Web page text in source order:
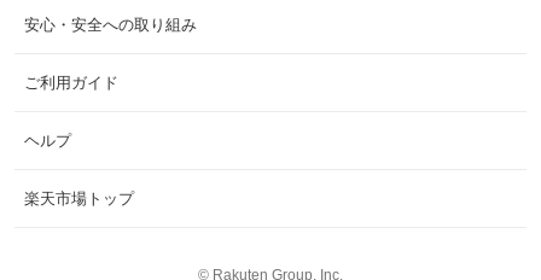
安心・安全への取り組み
ご利用ガイド
ヘルプ
楽天市場トップ
© Rakuten Group, Inc.